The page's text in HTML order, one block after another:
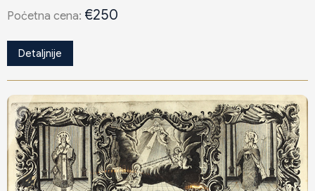
Poċetna cena: €250
Detaljnije